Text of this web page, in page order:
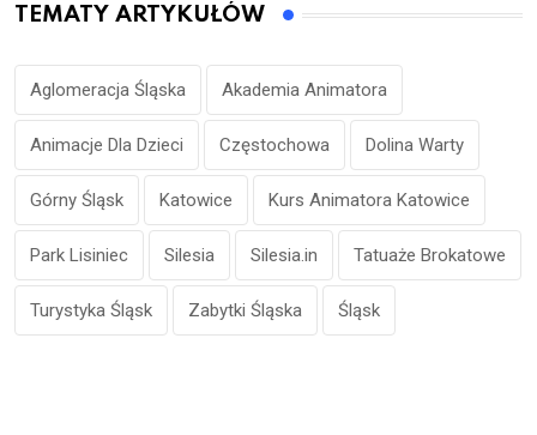
TEMATY ARTYKUŁÓW
Aglomeracja Śląska Akademia Animatora
Animacje Dla Dzieci Częstochowa Dolina Warty
Górny Śląsk Katowice Kurs Animatora Katowice
Park Lisiniec Silesia Silesia.in Tatuaże Brokatowe
Turystyka Śląsk Zabytki Śląska Śląsk